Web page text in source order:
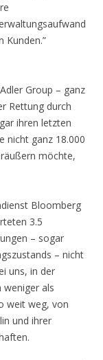
Kunden.”
Group – ganz
Rettung durch
ihren letzten
nicht ganz 18.000
möchte,
Bloomberg
3.5
– sogar
– nicht
uns, in der
weniger als
weit weg, von
und ihrer